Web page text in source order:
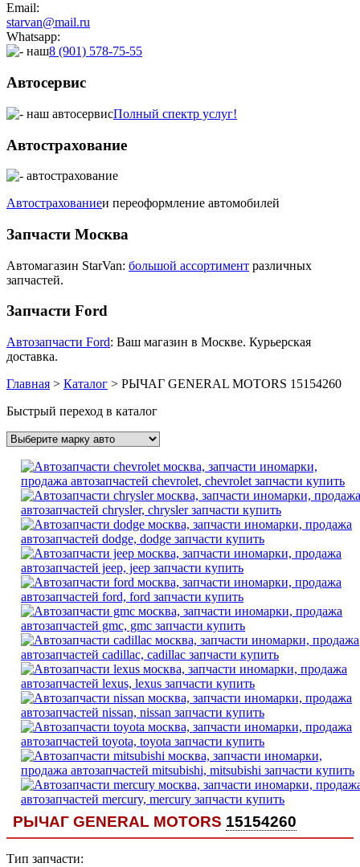
Email:
starvan@mail.ru
Whatsapp:
8 (901) 578-75-55
Автосервис
Полный спектр услуг!
Автострахование
Автострахованиеи переоформление автомобилей
Запчасти Москва
Автомагазин StarVan: большой ассортимент различных
запчастей.
Запчасти Ford
Автозапчасти Ford: Ваш магазин в Москве. Курьерская
доставка.
Главная > Каталог > РЫЧАГ GENERAL MOTORS 15154260
Быстрый переход в каталог
РЫЧАГ GENERAL MOTORS 15154260
Тип запчасти: